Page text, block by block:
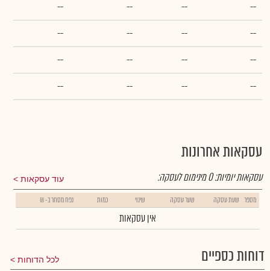
--
--
--
--
--
--
--
--
--
--
--
--
--
--
--
--
עסקאות אחרונות
עוד עסקאות עסקאות יומיות:0מינימום לעסקה:
מספר שעת עסקה שער עסקה שינוי כמות נפח מסחר ב- ₪
אין עסקאות
דוחות כספיים לכל הדוחות